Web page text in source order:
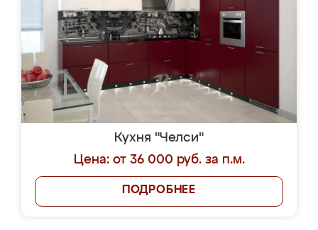
Кухня "Челси"
Цена: от 36 000 руб. за п.м.
ПОДРОБНЕЕ